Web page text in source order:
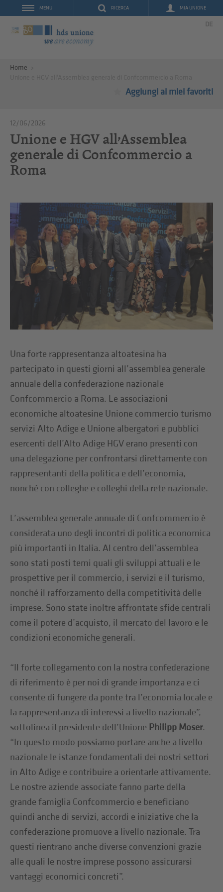
RICERCA MIA UNIONE
MENU
DE
Home
Aggiungi ai miei favoriti
12/06/2026
Unione e HGV all’Assemblea
generale di Confcommercio a
Roma
Una forte rappresentanza altoatesina ha
partecipato in questi giorni all’assemblea generale
annuale della confederazione nazionale
Confcommercio a Roma. Le associazioni
economiche altoatesine Unione commercio turismo
servizi Alto Adige e Unione albergatori e pubblici
esercenti dell’Alto Adige HGV erano presenti con
una delegazione per confrontarsi direttamente con
rappresentanti della politica e dell’economia,
nonché con colleghe e colleghi della rete nazionale.
L’assemblea generale annuale di Confcommercio è
considerata uno degli incontri di politica economica
più importanti in Italia. Al centro dell’assemblea
sono stati posti temi quali gli sviluppi attuali e le
prospettive per il commercio, i servizi e il turismo,
nonché il rafforzamento della competitività delle
imprese. Sono state inoltre affrontate sfide centrali
come il potere d’acquisto, il mercato del lavoro e le
condizioni economiche generali.
“Il forte collegamento con la nostra confederazione
di riferimento è per noi di grande importanza e ci
consente di fungere da ponte tra l’economia locale e
la rappresentanza di interessi a livello nazionale”,
sottolinea il presidente dell’Unione Philipp Moser.
“In questo modo possiamo portare anche a livello
nazionale le istanze fondamentali dei nostri settori
in Alto Adige e contribuire a orientarle attivamente.
Le nostre aziende associate fanno parte della
grande famiglia Confcommercio e beneficiano
quindi anche di servizi, accordi e iniziative che la
confederazione promuove a livello nazionale. Tra
questi rientrano anche diverse convenzioni grazie
alle quali le nostre imprese possono assicurarsi
vantaggi economici concreti”.